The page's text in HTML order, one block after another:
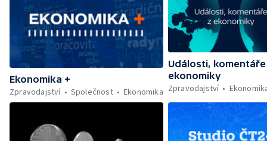
Ekonomika +
Zpravodajství
Společnost Ekonomika
Události, komentáře
ekonomiky
Zpravodajství